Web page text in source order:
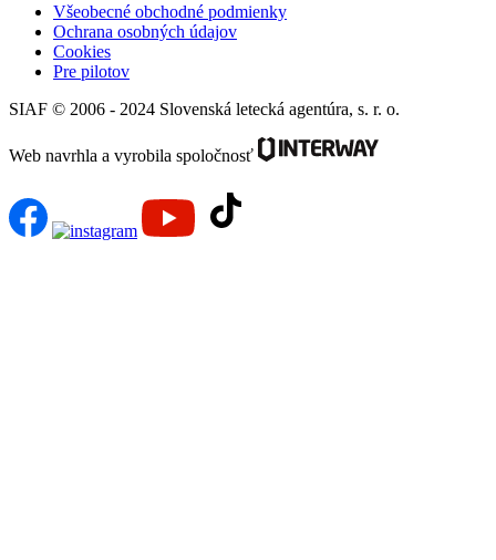
Všeobecné obchodné podmienky
Ochrana osobných údajov
Cookies
Pre pilotov
SIAF © 2006 - 2024 Slovenská letecká agentúra, s. r. o.
Web navrhla a vyrobila spoločnosť